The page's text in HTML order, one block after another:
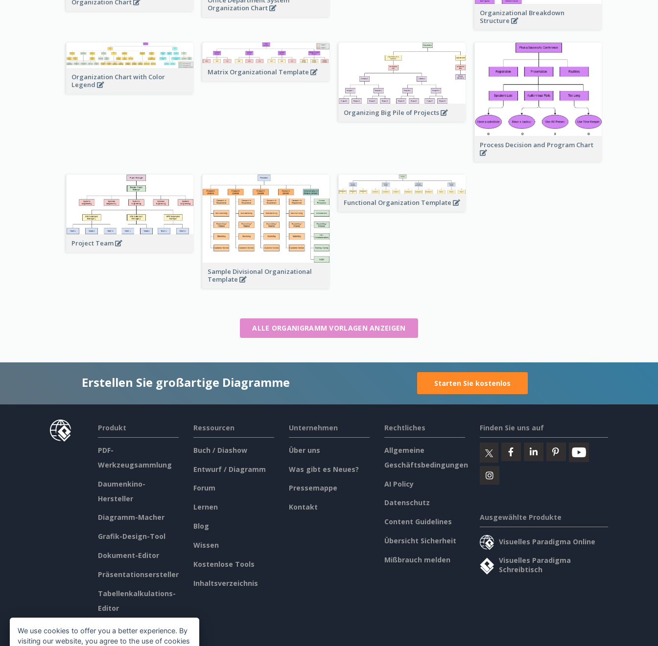
Organization Chart
Organization Chart
Organizational Breakdown
Structure
Organization Chart with Color
Legend
Matrix Organizational Template
Organizing Big Pile of Projects
Process Decision and Program Chart
Project Team
Sample Divisional Organizational
Template
Functional Organization Template
ALLE ORGANIGRAMM VORLAGEN ANZEIGEN
Erstellen Sie großartige Diagramme Starten Sie kostenlos
Produkt
PDF-
Werkzeugsammlung
Daumenkino-
Hersteller
Diagramm-Macher
Grafik-Design-Tool
Dokument-Editor
Präsentationsersteller
Tabellenkalkulations-
Editor
Preisgestaltung
Ressourcen
Buch / Diashow
Entwurf / Diagramm
Forum
Lernen
Blog
Wissen
Kostenlose Tools
Inhaltsverzeichnis
Unternehmen
Über uns
Was gibt es Neues?
Pressemappe
Kontakt
Rechtliches
Allgemeine
Geschäftsbedingungen
AI Policy
Datenschutz
Content Guidelines
Übersicht Sicherheit
Mißbrauch melden
Finden Sie uns auf
Ausgewählte Produkte
Visuelles Paradigma Online
Visuelles Paradigma
Schreibtisch
We use cookies to offer you a better experience. By
visiting our website, you agree to the use of cookies